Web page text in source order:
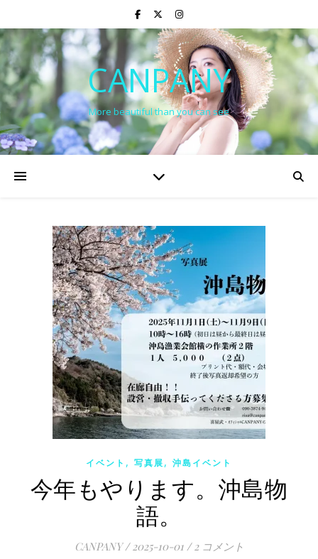
CANPANY
More beautiful than you can see
イベント , 写真展, 沖島イベント
今年もやります。沖島物
語。
CANPANY / 2025-10-01 / 2 コメント